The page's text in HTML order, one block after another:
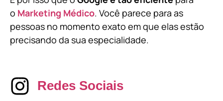
o Marketing Médico. Você parece para as
pessoas no momento exato em que elas estão
precisando da sua especialidade.
Redes Sociais